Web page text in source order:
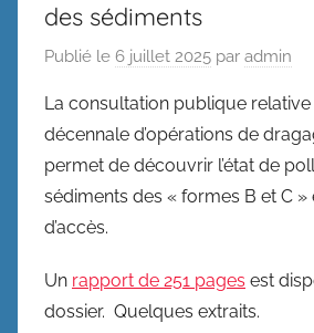
des sédiments
Publié le 6 juillet 2025 par admin
La consultation publique relative
décennale d’opérations de
permet de découvrir l’état de
sédiments des « formes B et C »
d’accès.
Un rapport de 251 pages est
dossier. Quelques extraits.